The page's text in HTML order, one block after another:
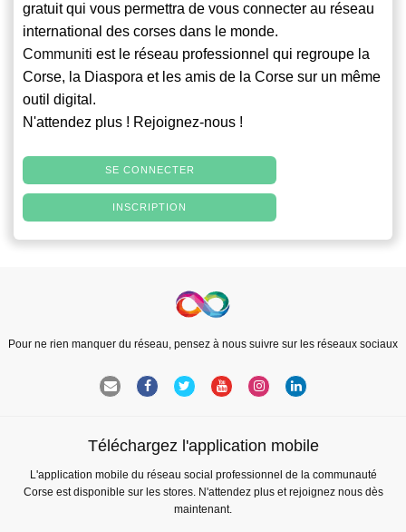
gratuit qui vous permettra de vous connecter au réseau
international des corses dans le monde.
Communiti est le réseau professionnel qui regroupe la
Corse, la Diaspora et les amis de la Corse sur un même
outil digital.
N'attendez plus ! Rejoignez-nous !
SE CONNECTER
INSCRIPTION
Pour ne rien manquer du réseau, pensez à nous suivre sur les réseaux sociaux
Téléchargez l'application mobile
L'application mobile du réseau social professionnel de la communauté
Corse est disponible sur les stores. N'attendez plus et rejoignez nous dès
maintenant.